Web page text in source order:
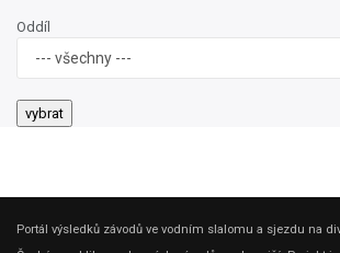
Oddíl
Portál výsledků závodů ve vodním slalomu a sjezdu na